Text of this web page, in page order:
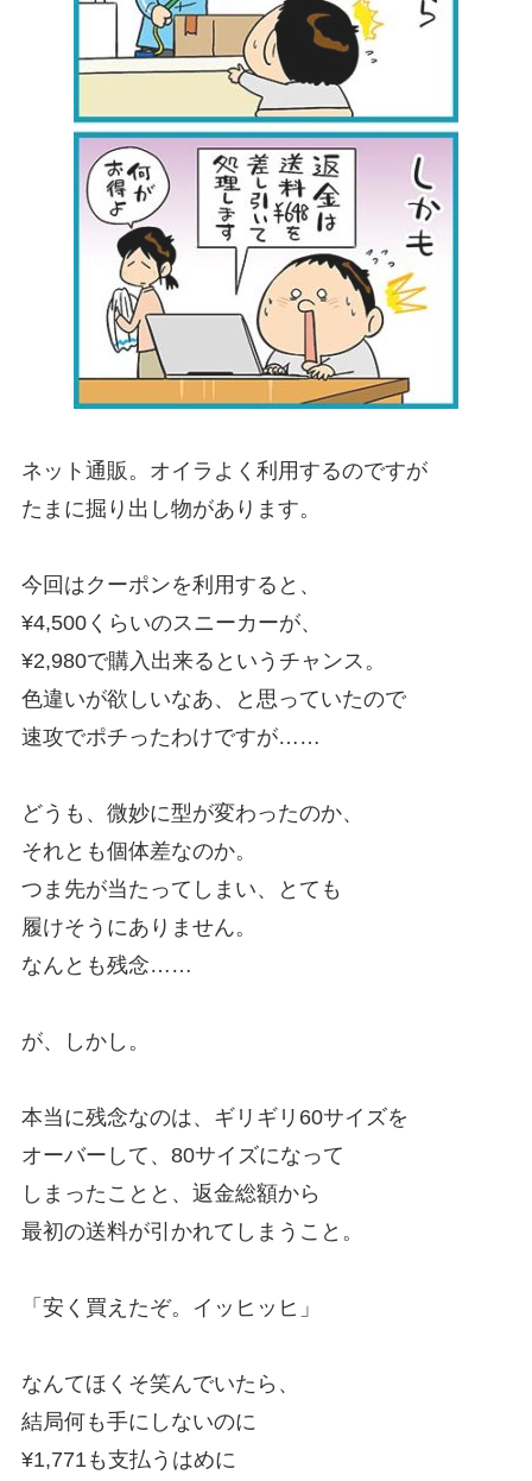
ネット通販。オイラよく利用するのですが
たまに掘り出し物があります。
今回はクーポンを利用すると、
¥4,500くらいのスニーカーが、
¥2,980で購入出来るというチャンス。
色違いが欲しいなあ、と思っていたので
速攻でポチったわけですが……
どうも、微妙に型が変わったのか、
それとも個体差なのか。
つま先が当たってしまい、とても
履けそうにありません。
なんとも残念……
が、しかし。
本当に残念なのは、ギリギリ60サイズを
オーバーして、80サイズになって
しまったことと、返金総額から
最初の送料が引かれてしまうこと。
「安く買えたぞ。イッヒッヒ」
なんてほくそ笑んでいたら、
結局何も手にしないのに
¥1,771も支払うはめに